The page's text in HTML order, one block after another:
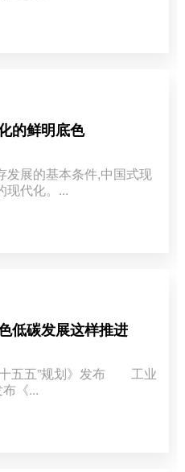
的鲜明底色
展的基本条件,中国式现
现代化。...
低碳发展这样推进
五五”规划》发布 工业
《...